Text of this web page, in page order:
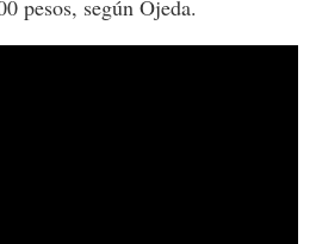
pesos, según Ojeda.